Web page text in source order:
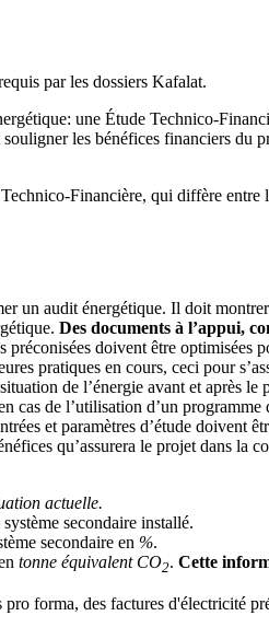
par les dossiers Kafalat.
une Étude Technico-
les bénéfices financiers
Financière, qui diffère
un audit énergétique. Il doit
Des documents à l’appui,
préconisées doivent être optimisées
pratiques en cours, ceci pour
de l’énergie avant et
cas de l’utilisation d’un
et paramètres d’étude doivent
qu’assurera le projet dans la
actuelle.
secondaire installé.
secondaire en %.
tonne équivalent CO2. Cette
forma, des factures d'électricité